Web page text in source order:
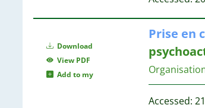
Download
View PDF
Add to my
Prise en
Accessed: